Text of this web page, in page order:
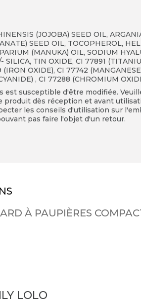
(JOJOBA) SEED OIL,
SEED OIL, TOCOPHEROL,
(MANUKA) OIL, SODIUM
SILICA, TIN OXIDE, CI 77891
(IRON OXIDE), CI 77742
, CI 77288 (CHROMIUM
est susceptible d'être modifiée.
produit dès réception et avant
les conseils d'utilisation sur
pas faire l'objet d'un retour.
À PAUPIÈRES
LOLO